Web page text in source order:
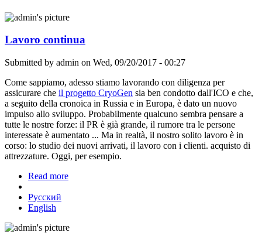
Lavoro continua
Submitted by admin on Wed, 09/20/2017 - 00:27
Come sappiamo, adesso stiamo lavorando con diligenza per
assicurare che il progetto CryoGen sia ben condotto dall'ICO e che,
a seguito della cronoica in Russia e in Europa, è dato un nuovo
impulso allo sviluppo. Probabilmente qualcuno sembra pensare a
tutte le nostre forze: il PR è già grande, il rumore tra le persone
interessate è aumentato ... Ma in realtà, il nostro solito lavoro è in
corso: lo studio dei nuovi arrivati, il lavoro con i clienti. acquisto di
attrezzature. Oggi, per esempio.
Read more
Русский
English